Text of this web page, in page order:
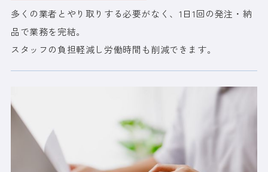
多くの業者とやり取りする必要がなく、1日1回の発注・納
品で業務を完結。
スタッフの負担軽減し労働時間も削減できます。